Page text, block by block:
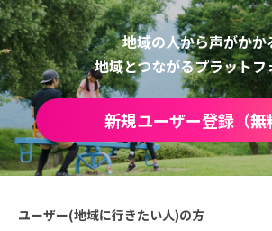
地域の人から声がかか
地域とつながるプラットフ
新規ユーザー登録（無
ユーザー(地域に行きたい人)の方